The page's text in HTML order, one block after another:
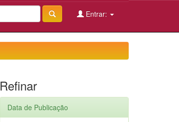
Entrar:
Refinar
Data de Publicação